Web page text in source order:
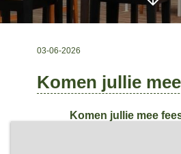
03-06-2026
Komen jullie
Komen jullie mee